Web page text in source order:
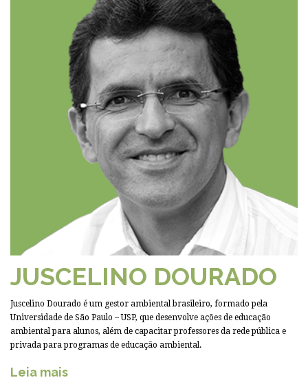
JUSCELINO DOURADO
Juscelino Dourado é um gestor ambiental brasileiro, formado pela
Universidade de São Paulo – USP, que desenvolve ações de educação
ambiental para alunos, além de capacitar professores da rede pública e
privada para programas de educação ambiental.
Leia mais